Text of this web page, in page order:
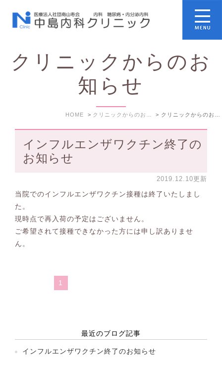
クリニックからのお
知らせ
HOME
インフルエンザワクチン終了の
お知らせ
2019.12.10更新
当院でのインフルエンザワクチン接種は終了いたしまし
た。
現時点で再入荷の予定はございません。
ご希望されて接種できなかった方には申し訳ありませ
ん。
1
最近のブログ記事
インフルエンザワクチン終了のお知らせ